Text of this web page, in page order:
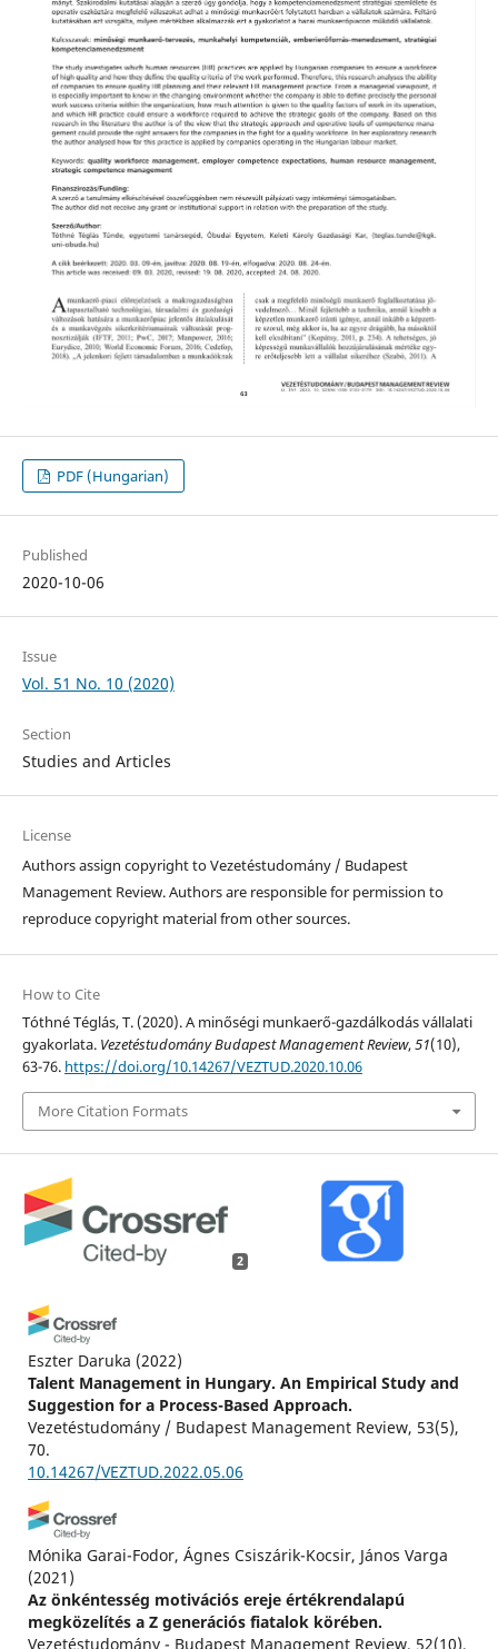
PDF (Hungarian)
Published
2020-10-06
Issue
Vol. 51 No. 10 (2020)
Section
Studies and Articles
License
Authors assign copyright to Vezetéstudomány / Budapest
Management Review. Authors are responsible for permission to
reproduce copyright material from other sources.
How to Cite
Tóthné Téglás, T. (2020). A minőségi munkaerő-gazdálkodás vállalati
gyakorlata. Vezetéstudomány Budapest Management Review,51(10),
63-76. https://doi.org/10.14267/VEZTUD.2020.10.06
More Citation Formats
2
Eszter Daruka (2022)
Talent Management in Hungary. An Empirical Study and
Suggestion for a Process-Based Approach.
Vezetéstudomány / Budapest Management Review, 53(5),
70.
10.14267/VEZTUD.2022.05.06
Mónika Garai-Fodor, Ágnes Csiszárik-Kocsir, János Varga
(2021)
Az önkéntesség motivációs ereje értékrendalapú
megközelítés a Z generációs fiatalok körében.
Vezetéstudomány - Budapest Management Review, 52(10),